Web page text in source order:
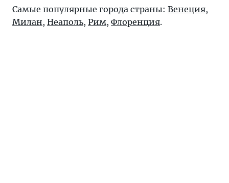
Самые популярные города страны: Венеция,
Милан, Неаполь, Рим, Флоренция.